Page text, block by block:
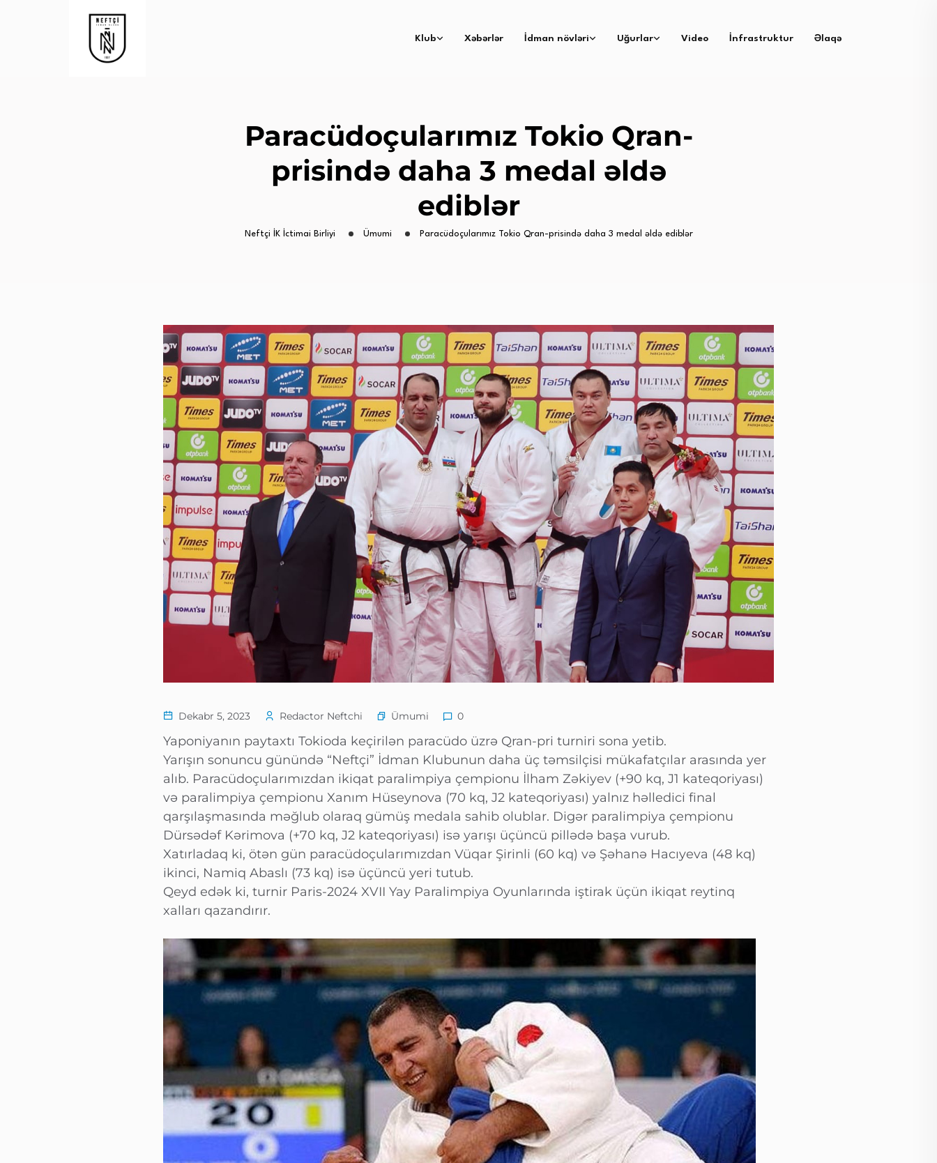
Klub Xəbərlər İdman növləri Uğurlar Video İnfrastruktur Əlaqə
Paracüdoçularımız Tokio Qran-
prisində daha 3 medal əldə
ediblər
Neftçi İK İctimai Birliyi Ümumi Paracüdoçularımız Tokio Qran-prisində daha 3 medal əldə ediblər
Dekabr 5, 2023 Redactor Neftchi Ümumi 0
Yaponiyanın paytaxtı Tokioda keçirilən paracüdo üzrə Qran-pri turniri sona yetib.
Yarışın sonuncu günündə “Neftçi” İdman Klubunun daha üç təmsilçisi mükafatçılar arasında yer
alıb. Paracüdoçularımızdan ikiqat paralimpiya çempionu İlham Zəkiyev (+90 kq, J1 kateqoriyası)
və paralimpiya çempionu Xanım Hüseynova (70 kq, J2 kateqoriyası) yalnız həlledici final
qarşılaşmasında məğlub olaraq gümüş medala sahib olublar. Digər paralimpiya çempionu
Dürsədəf Kərimova (+70 kq, J2 kateqoriyası) isə yarışı üçüncü pillədə başa vurub.
Xatırladaq ki, ötən gün paracüdoçularımızdan Vüqar Şirinli (60 kq) və Şəhanə Hacıyeva (48 kq)
ikinci, Namiq Abaslı (73 kq) isə üçüncü yeri tutub.
Qeyd edək ki, turnir Paris-2024 XVII Yay Paralimpiya Oyunlarında iştirak üçün ikiqat reytinq
xalları qazandırır.